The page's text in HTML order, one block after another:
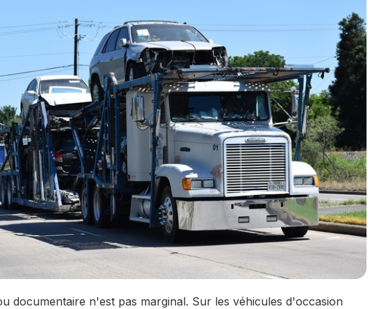
documentaire n'est pas marginal. Sur les véhicules d'occasion